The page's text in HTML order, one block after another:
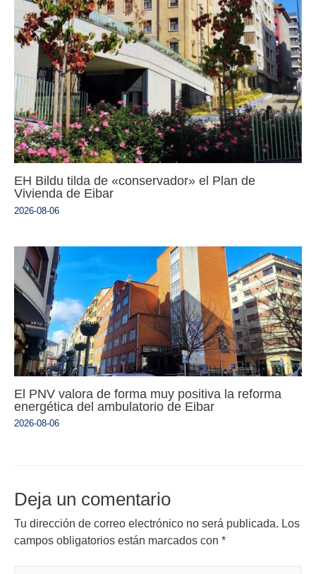
EH Bildu tilda de «conservador» el Plan de
Vivienda de Eibar
2026-08-06
El PNV valora de forma muy positiva la reforma
energética del ambulatorio de Eibar
2026-08-06
Deja un comentario
Tu dirección de correo electrónico no será publicada. Los
campos obligatorios están marcados con *